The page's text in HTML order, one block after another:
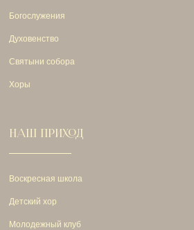
Богослужения
Духовенство
Святыни собора
Хоры
НАШ ПРИХОД
Воскресная школа
Детский хор
Молодежный клуб